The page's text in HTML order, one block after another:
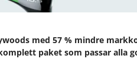
med 57 % mindre
paket som passar alla